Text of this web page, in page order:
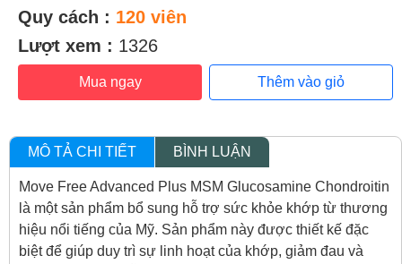
Quy cách : 120 viên
Lượt xem : 1326
Mua ngay Thêm vào giỏ
MÔ TẢ CHI TIẾT BÌNH LUẬN
Move Free Advanced Plus MSM Glucosamine Chondroitin
là một sản phẩm bổ sung hỗ trợ sức khỏe khớp từ thương
hiệu nổi tiếng của Mỹ. Sản phẩm này được thiết kế đặc
biệt để giúp duy trì sự linh hoạt của khớp, giảm đau và